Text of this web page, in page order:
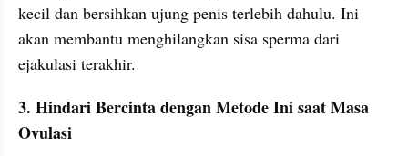
kecil dan bersihkan ujung penis terlebih dahulu. Ini
akan membantu menghilangkan sisa sperma dari
ejakulasi terakhir.
3. Hindari Bercinta dengan Metode Ini saat Masa
Ovulasi